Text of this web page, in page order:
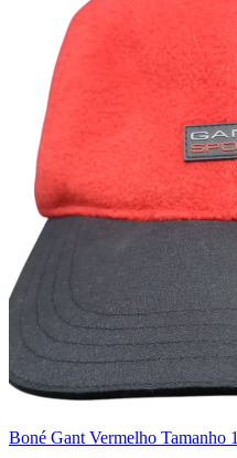
0Unid 0,00
Boné Gant Vermelho Tamanho 1